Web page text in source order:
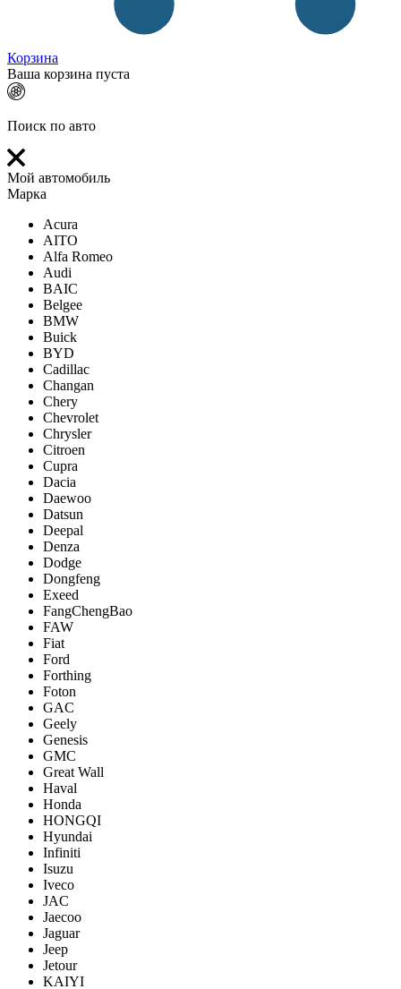
Корзина
Ваша корзина пуста
Поиск по авто
Мой автомобиль
Марка
Acura
AITO
Alfa Romeo
Audi
BAIC
Belgee
BMW
Buick
BYD
Cadillac
Changan
Chery
Chevrolet
Chrysler
Citroen
Cupra
Dacia
Daewoo
Datsun
Deepal
Denza
Dodge
Dongfeng
Exeed
FangChengBao
FAW
Fiat
Ford
Forthing
Foton
GAC
Geely
Genesis
GMC
Great Wall
Haval
Honda
HONGQI
Hyundai
Infiniti
Isuzu
Iveco
JAC
Jaecoo
Jaguar
Jeep
Jetour
KAIYI